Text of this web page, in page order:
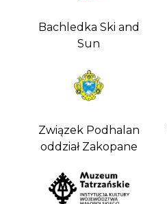
Bachledka Ski and
Sun
Związek Podhalan
oddział Zakopane